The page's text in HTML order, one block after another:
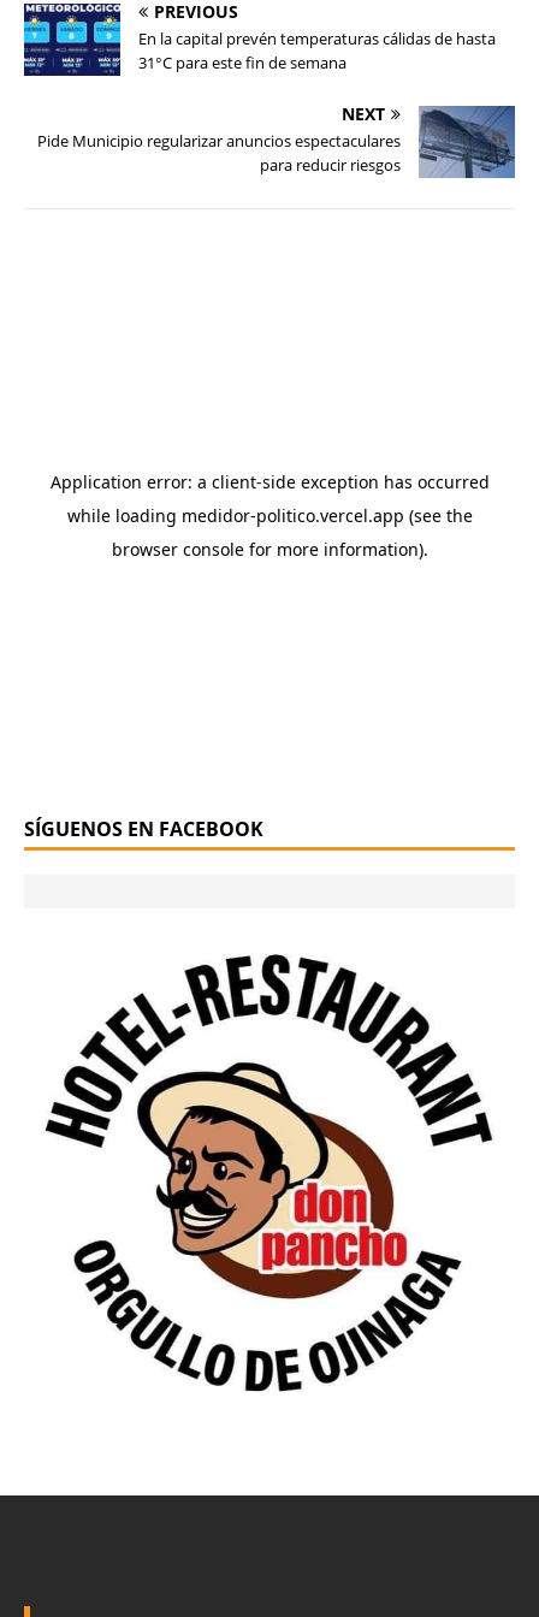
PREVIOUS
En la capital prevén temperaturas cálidas de hasta
31°C para este fin de semana
NEXT
Pide Municipio regularizar anuncios espectaculares
para reducir riesgos
SÍGUENOS EN FACEBOOK